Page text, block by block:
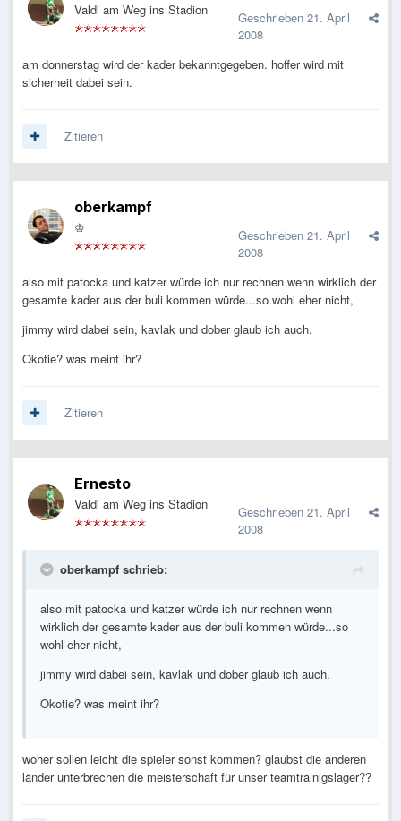
Valdi am Weg ins Stadion Geschrieben 21. April
2008
am donnerstag wird der kader bekanntgegeben. hoffer wird mit
sicherheit dabei sein.
Zitieren
oberkampf
♔ Geschrieben 21. April
2008
also mit patocka und katzer würde ich nur rechnen wenn wirklich der
gesamte kader aus der buli kommen würde...so wohl eher nicht,
jimmy wird dabei sein, kavlak und dober glaub ich auch.
Okotie? was meint ihr?
Zitieren
Ernesto
Valdi am Weg ins Stadion Geschrieben 21. April
2008
oberkampf schrieb:
also mit patocka und katzer würde ich nur rechnen wenn
wirklich der gesamte kader aus der buli kommen würde...so
wohl eher nicht,
jimmy wird dabei sein, kavlak und dober glaub ich auch.
Okotie? was meint ihr?
woher sollen leicht die spieler sonst kommen? glaubst die anderen
länder unterbrechen die meisterschaft für unser teamtrainigslager??